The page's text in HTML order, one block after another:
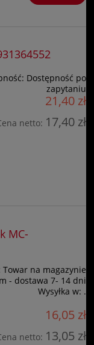
Dostępność po
zapytaniu
21,40 zł
netto: 17,40 zł
MC-
Towar na magazynie
- dostawa 7- 14 dni
Wysyłka w: .
16,05 zł
netto: 13,05 zł